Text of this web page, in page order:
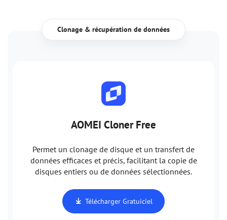
Clonage & récupération de données
AOMEI Cloner Free
Permet un clonage de disque et un transfert de
données efficaces et précis, facilitant la copie de
disques entiers ou de données sélectionnées.
Télécharger Gratuiciel